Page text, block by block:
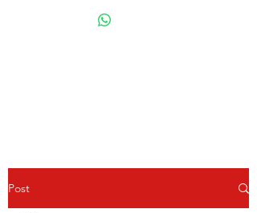
Post